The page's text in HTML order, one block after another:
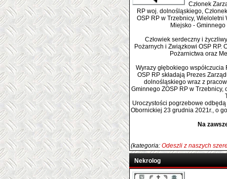
Członek
RP woj. dolnośląskiego,
OSP RP w Trzebnicy, Wieloletni
Miejsko -
Człowiek serdeczny i
Pożarnych i Związkowi OSP RP.
Pożarnictwa oraz
Wyrazy głębokiego
OSP RP składają Prezes
dolnośląskiego wraz z
Gminnego ZOSP RP w
Uroczystości pogrzebowe
Obornickiej 23 grudnia 2021r., o
Na
(kategoria: Odeszli z naszych
Nekrolog